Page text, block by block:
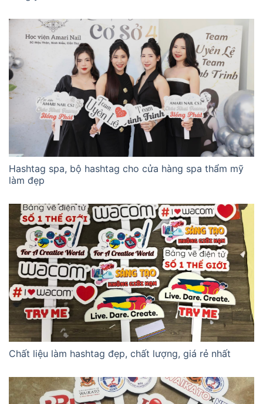
Hashtag spa, bộ hashtag cho cửa hàng spa thẩm mỹ
làm đẹp
Chất liệu làm hashtag đẹp, chất lượng, giá rẻ nhất